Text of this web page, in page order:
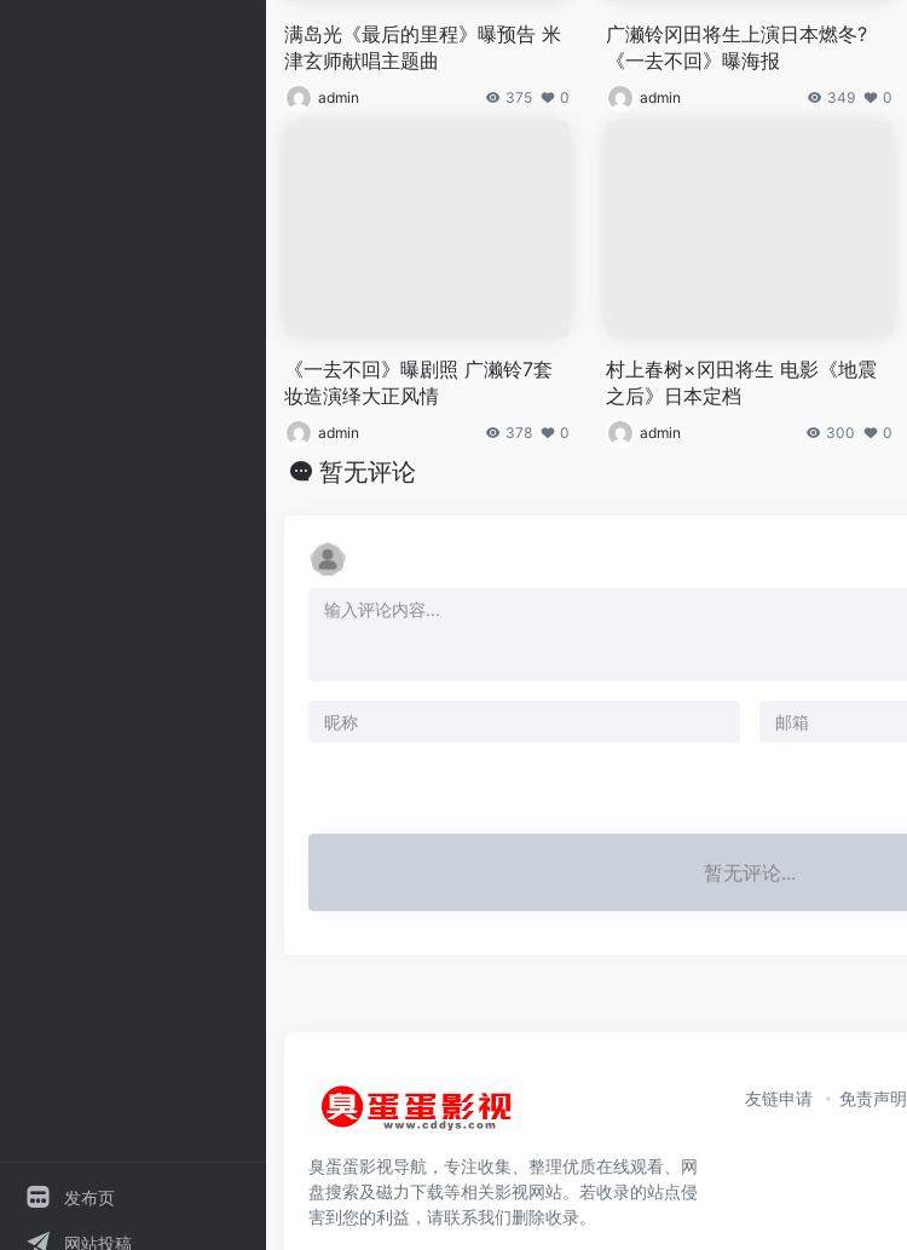
发布页
网站投稿
满岛光《最后的里程》曝预告 米
津玄师献唱主题曲
admin 375 0
广濑铃冈田将生上演日本燃冬?
《一去不回》曝海报
admin 349 0
《一去不回》曝剧照 广濑铃7套
妆造演绎大正风情
admin 378 0
村上春树×冈田将生 电影《地震
之后》日本定档
admin 300 0
暂无评论
暂无评论...
臭蛋蛋影视导航，专注收集、整理优质在线观看、网
盘搜索及磁力下载等相关影视网站。若收录的站点侵
害到您的利益，请联系我们删除收录。
友链申请 免责声明